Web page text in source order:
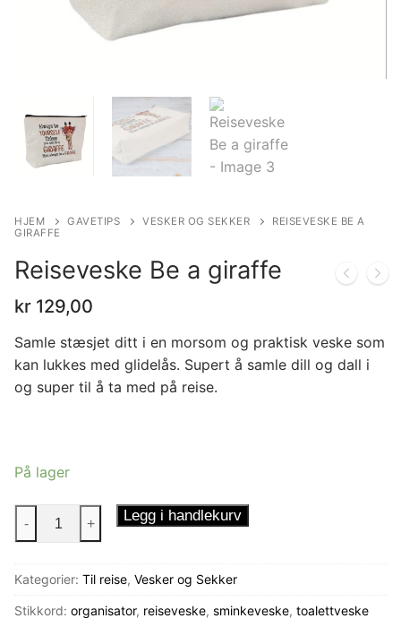
HJEM GAVETIPS VESKER OG SEKKER
REISEVESKE BE A
GIRAFFE
Reiseveske Be a giraffe
kr 129,00
Samle stæsjet ditt i en morsom og praktisk veske som
kan lukkes med glidelås. Supert å samle dill og dall i
og super til å ta med på reise.
På lager
Reiseveske
Be
giraffe
antall
- + Legg i handlekurv
Kategorier: Til reise, Vesker og Sekker
Stikkord: organisator, reiseveske, sminkeveske, toalettveske